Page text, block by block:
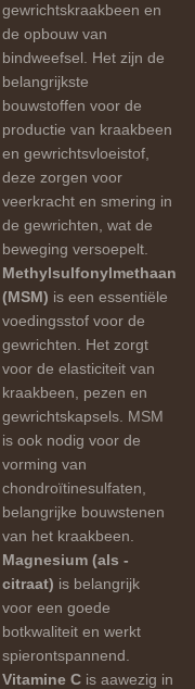
gewrichtskraakbeen en
de opbouw van
bindweefsel. Het zijn de
belangrijkste
bouwstoffen voor de
productie van kraakbeen
en gewrichtsvloeistof,
deze zorgen voor
veerkracht en smering in
de gewrichten, wat de
beweging versoepelt.
Methylsulfonylmethaan
(MSM) is een essentiële
voedingsstof voor de
gewrichten. Het zorgt
voor de elasticiteit van
kraakbeen, pezen en
gewrichtskapsels. MSM
is ook nodig voor de
vorming van
chondroïtinesulfaten,
belangrijke bouwstenen
van het kraakbeen.
Magnesium (als -
citraat) is belangrijk
voor een goede
botkwaliteit en werkt
spierontspannend.
Vitamine C is aawezig in